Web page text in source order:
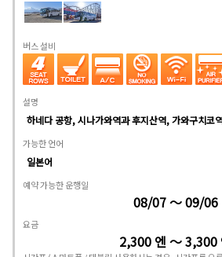
버스 설비
설명
하네다 공항, 시나가와역과 후지산역, 가와구치코
가능한 언어
일본어
예약 가능한 운행일
08/07 ～ 09/06
요금
2,300 엔 ～ 3,300